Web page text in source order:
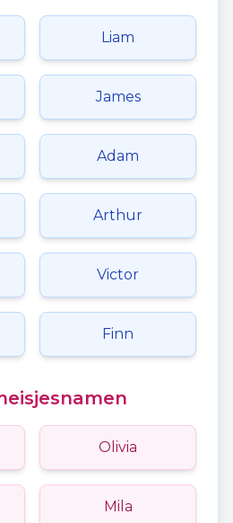
Liam
James
Adam
Arthur
Victor
Finn
Olivia
Mila